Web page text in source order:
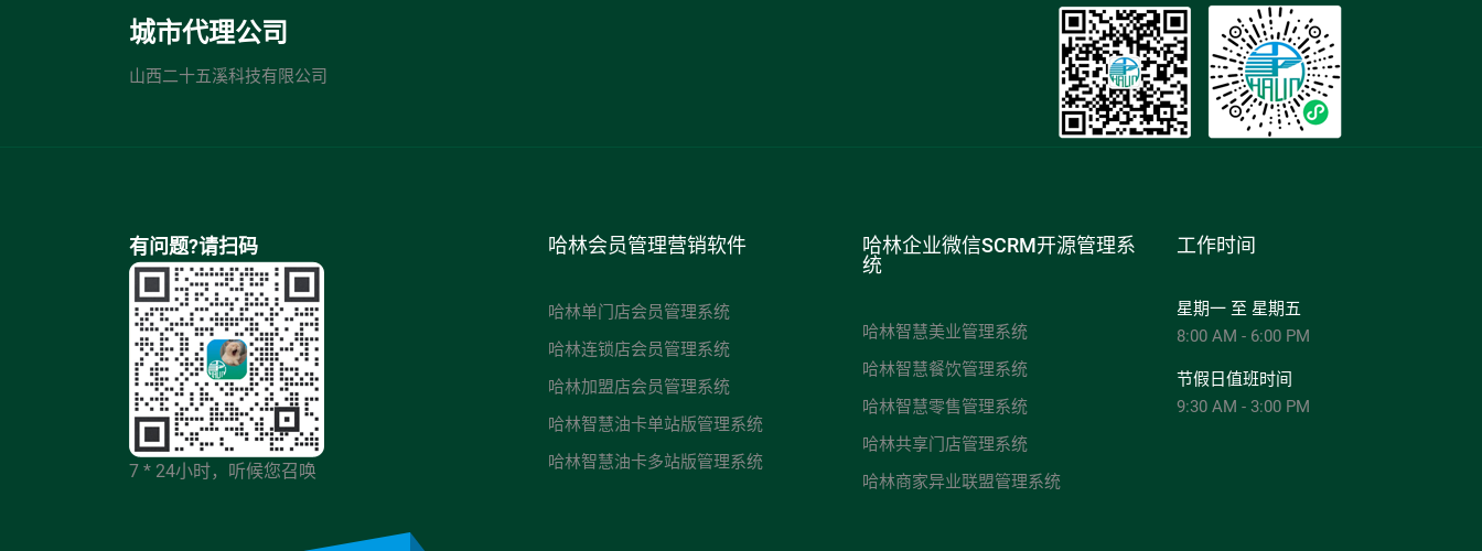
城市代理公司
山西二十五溪科技有限公司
有问题?请扫码
7 * 24小时，听候您召唤
哈林会员管理营销软件
哈林单门店会员管理系统
哈林连锁店会员管理系统
哈林加盟店会员管理系统
哈林智慧油卡单站版管理系统
哈林智慧油卡多站版管理系统
哈林企业微信SCRM开源管理系
统
哈林智慧美业管理系统
哈林智慧餐饮管理系统
哈林智慧零售管理系统
哈林共享门店管理系统
哈林商家异业联盟管理系统
工作时间
星期一 至 星期五
8:00 AM - 6:00 PM
节假日值班时间
9:30 AM - 3:00 PM